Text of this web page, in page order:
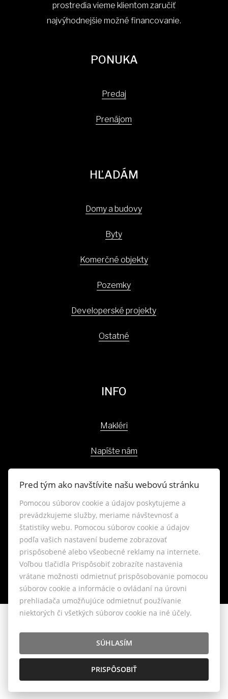
prostredia vieme klientom zaručiť
najvýhodnejšie možné financovanie.
PONUKA
Predaj
Prenájom
HĽADÁM
Domy a budovy
Byty
Komerčné objekty
Pozemky
Developerské projekty
Ostatné
INFO
Makléri
Napíšte nám
Blog
Lokality
Nastavenie cookies
Belániková 6, Bratislava 841 04, E-mail: info@liviante.sk
Pred tým ako navštívite našu webovú stránku
Pomocou súborov cookie a údajov poskytujeme a
prevádzkujeme služby, meriame návštevnosť a
štatistiky webu. Pomocou súborov cookie a údajov
podľa vašich nastavení budeme zobrazovať
prispôsobené alebo všeobecné reklamy na internete.
Voľbou tlačidla Prispôsobiť zobrazíte nastavenia
vrátane možnosti odmietnuť prispôsobovanie pomocou
súborov cookie a informácie o ovládaní na úrovni
prehliadača umožňujúce odmietnuť používanie
niektorých či všetkých súborov cookie na iné účely.
SÚHLASÍM
PRISPÔSOBIŤ